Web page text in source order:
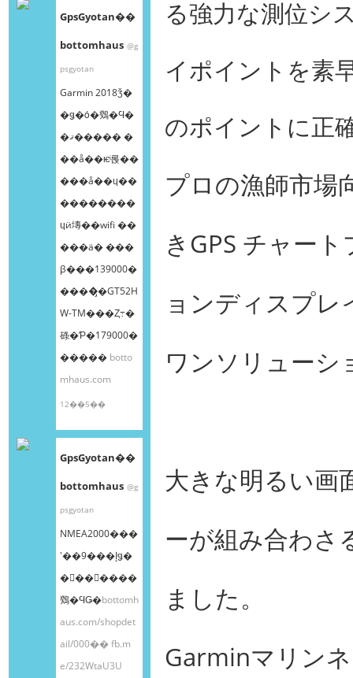
GpsGyotan��
bottomhaus @g
psgyotan
Garmin 2018ǯ�
�ǥ�ȯ�䳫�Ϥ�
�ޤ����� �
��å��ѥͥ롡��
���å��ɥ��
��������
ɥӥ塼��wifi ��
���ä� ���
β���139000�
����̡�GT52H
W-TM���Ȥ߹�
碌�Ƥ�179000�
����� botto
mhaus.com
12��5��
GpsGyotan��
bottomhaus @g
psgyotan
NMEA2000���
ʽ��9���إǥ�
�󥰥��󥵡����
䳫�ϤǤ�bottomh
aus.com/shopdet
ail/000��fb.m
e/232WtaU3U
る強力な測位シ
イポイントを素
のポイントに正
プロの漁師市場
きGPS チャー
ョンディスプレ
ワンソリューシ
大きな明るい画
ーが組み合わさ
ました。
Garminマリン